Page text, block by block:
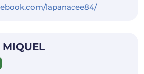
lapanacee84/